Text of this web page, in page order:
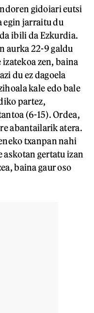
gidoiari eutsi
egin jarraitu du
ibili da Ezkurdia.
aurka 22-9 galdu
zen, baina
du ez dagoela
kale edo bale
partez,
(6-15). Ordea,
abantailarik atera.
txanpan nahi
askotan gertatu izan
baina gaur oso